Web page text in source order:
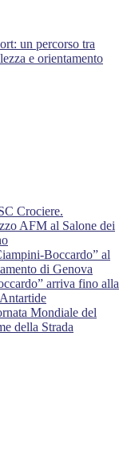
un percorso tra
e orientamento
Crociere.
AFM al Salone dei
Boccardo” al
di Genova
arriva fino alla
Mondiale del
della Strada